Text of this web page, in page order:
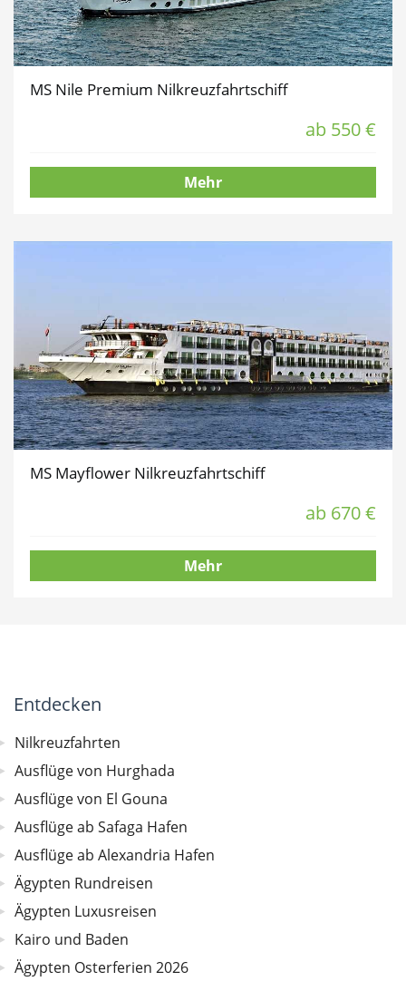
MS Nile Premium Nilkreuzfahrtschiff
ab 550 €
Mehr
MS Mayflower Nilkreuzfahrtschiff
ab 670 €
Mehr
Entdecken
Nilkreuzfahrten
Ausflüge von Hurghada
Ausflüge von El Gouna
Ausflüge ab Safaga Hafen
Ausflüge ab Alexandria Hafen
Ägypten Rundreisen
Ägypten Luxusreisen
Kairo und Baden
Ägypten Osterferien 2026